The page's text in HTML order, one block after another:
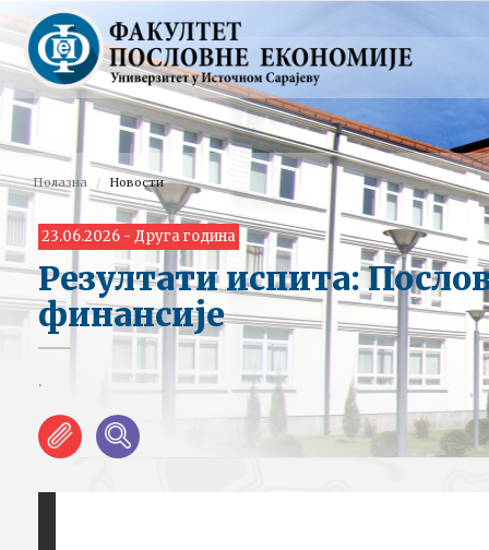
Полазна Новости
23.06.2026 - Друга година
Резултати испита:
финансије
.